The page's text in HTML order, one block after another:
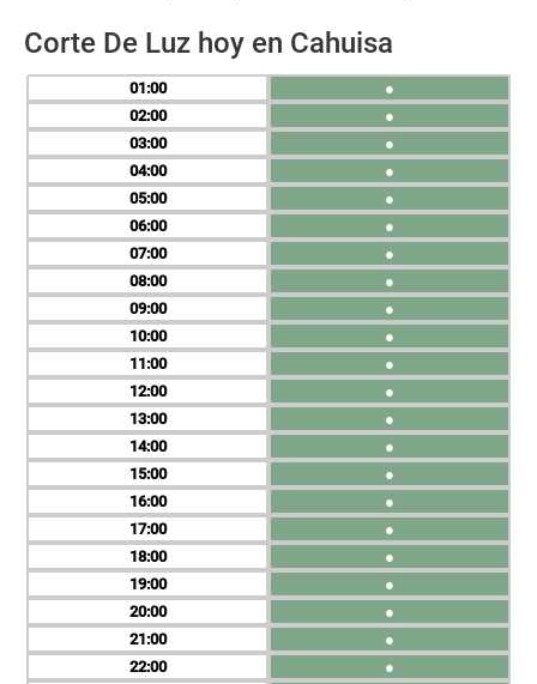
Corte De Luz hoy en Cahuisa
01
02
03
04
05
06
07
08
09
10
11
12
13
14
15
16
17
18
19
20
21
22
●
●
●
●
●
●
●
●
●
●
●
●
●
●
●
●
●
●
●
●
●
●